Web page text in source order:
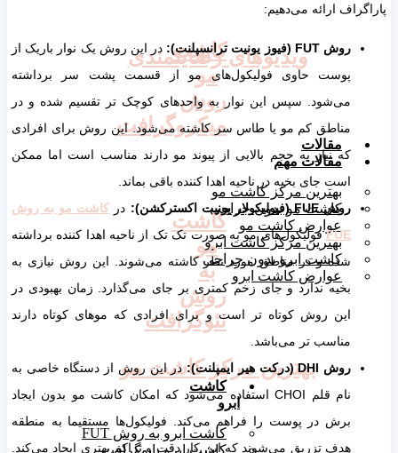
ویدیوهای رضایتمندی
مقالات
مقالات مهم
بهترین مرکز کاشت مو
کاشت مو بدون جراحی
عوارض کاشت مو
بهترین مرکز کاشت ابرو
کاشت ابرو بدون جراحی
عوارض کاشت ابرو
بهترین مرکز کاشت مو
کاشت
مو
روش
میکروگرافت
کاشت
مو
به
روش
نئوگرافت
کاشت
ابرو
کاشت ابرو به روش FUT
پاراگراف ارائه می‌دهیم:
روشFUT (فیوز یونیت ترانسپلنت): در این روش یک نوار باریک از
پوست حاوی فولیکول‌های مو از قسمت پشت سر برداشته
می‌شود. سپس این نوار به واحد‌های کوچک تر تقسیم شده و در
مناطق کم مو یا طاس سر کاشته می‌شود. این روش برای افرادی
که نیاز به حجم بالایی از پیوند مو دارند مناسب است اما ممکن
است جای بخیه در ناحیه اهدا کننده باقی بماند.
روشFUE(فیولیکولار یونیت اکسترکشن): در کاشت مو به روش
FUEفولیکول‌های مو به صورت تک تک از ناحیه اهدا کننده برداشته
شده و در مناطق مورد نظر کاشته می‌شوند. این روش نیازی به
بخیه ندارد و جای زخم کمتری بر جای می‌گذارد. زمان بهبودی در
این روش کوتاه تر است و برای افرادی که موهای کوتاه دارند
مناسب تر می‌باشد.
روش DHI(درکت هیر ایمپلنت):در این روش از دستگاه خاصی به
نام قلم CHOI استفاده می‌شود که امکان کاشت مو بدون ایجاد
برش در پوست را فراهم می‌کند. فولیکول‌ها مستقیما به منطقه
هدف تزریق می‌شوند که این کار دقت و تراکم بهتری ایجاد می‌کند.